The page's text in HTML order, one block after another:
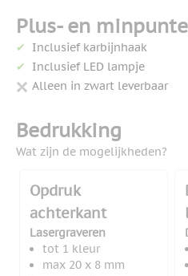
Plus- en
Inclusief karbijnhaak
Inclusief LED lampje
Alleen in zwart leverbaar
Bedrukking
Wat zijn de mogelijkheden?
Opdruk
achterkant
Lasergraveren
tot 1 kleur
max 20 x 8 mm